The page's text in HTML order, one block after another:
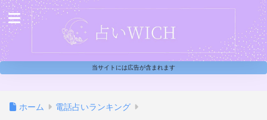
当サイトには広告が含まれます
ホーム 電話占いランキング